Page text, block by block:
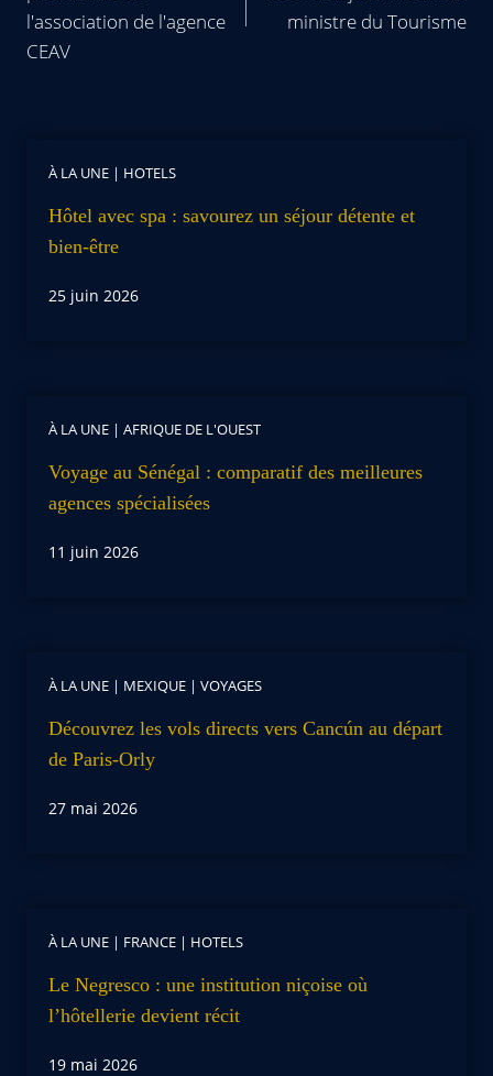
l'association de l'agence
CEAV
ministre du Tourisme
À LA UNE | HOTELS
Hôtel avec spa : savourez un séjour détente et
bien-être
25 juin 2026
À LA UNE | AFRIQUE DE L'OUEST
Voyage au Sénégal : comparatif des meilleures
agences spécialisées
11 juin 2026
À LA UNE | MEXIQUE | VOYAGES
Découvrez les vols directs vers Cancún au départ
de Paris-Orly
27 mai 2026
À LA UNE | FRANCE | HOTELS
Le Negresco : une institution niçoise où
l’hôtellerie devient récit
19 mai 2026